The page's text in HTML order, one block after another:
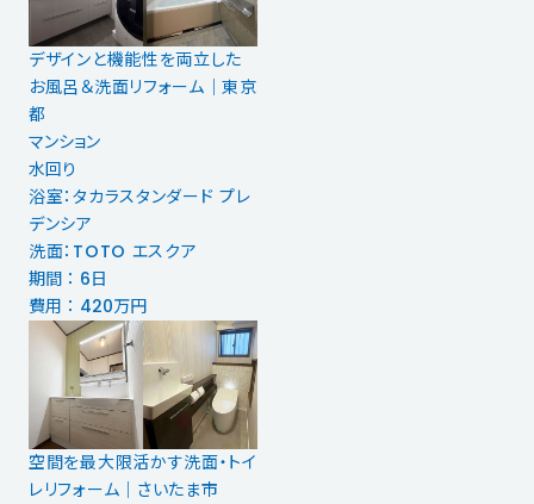
デザインと機能性を両立した
お風呂＆洗面リフォーム｜東京
都
マンション
水回り
浴室：タカラスタンダード プレ
デンシア
洗面：TOTO エスクア
期間 ： 6日
費用 ： 420万円
空間を最大限活かす洗面・トイ
レリフォーム｜さいたま市